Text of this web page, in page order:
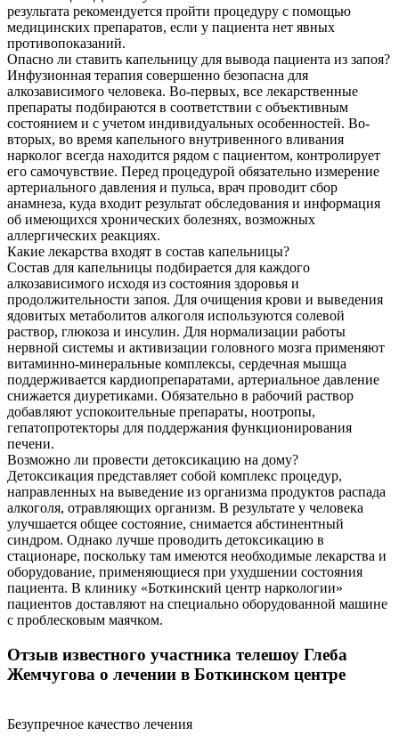
результата рекомендуется пройти процедуру с помощью
медицинских препаратов, если у пациента нет явных
противопоказаний.
Опасно ли ставить капельницу для вывода пациента из запоя?
Инфузионная терапия совершенно безопасна для
алкозависимого человека. Во-первых, все лекарственные
препараты подбираются в соответствии с объективным
состоянием и с учетом индивидуальных особенностей. Во-
вторых, во время капельного внутривенного вливания
нарколог всегда находится рядом с пациентом, контролирует
его самочувствие. Перед процедурой обязательно измерение
артериального давления и пульса, врач проводит сбор
анамнеза, куда входит результат обследования и информация
об имеющихся хронических болезнях, возможных
аллергических реакциях.
Какие лекарства входят в состав капельницы?
Состав для капельницы подбирается для каждого
алкозависимого исходя из состояния здоровья и
продолжительности запоя. Для очищения крови и выведения
ядовитых метаболитов алкоголя используются солевой
раствор, глюкоза и инсулин. Для нормализации работы
нервной системы и активизации головного мозга применяют
витаминно-минеральные комплексы, сердечная мышца
поддерживается кардиопрепаратами, артериальное давление
снижается диуретиками. Обязательно в рабочий раствор
добавляют успокоительные препараты, ноотропы,
гепатопротекторы для поддержания функционирования
печени.
Возможно ли провести детоксикацию на дому?
Детоксикация представляет собой комплекс процедур,
направленных на выведение из организма продуктов распада
алкоголя, отравляющих организм. В результате у человека
улучшается общее состояние, снимается абстинентный
синдром. Однако лучше проводить детоксикацию в
стационаре, поскольку там имеются необходимые лекарства и
оборудование, применяющиеся при ухудшении состояния
пациента. В клинику «Боткинский центр наркологии»
пациентов доставляют на специально оборудованной машине
с проблесковым маячком.
Отзыв известного участника телешоу Глеба
Жемчугова о лечении в Боткинском центре
Безупречное качество лечения